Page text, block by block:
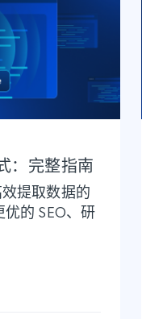
：完整指南
提取数据的
的 SEO、研